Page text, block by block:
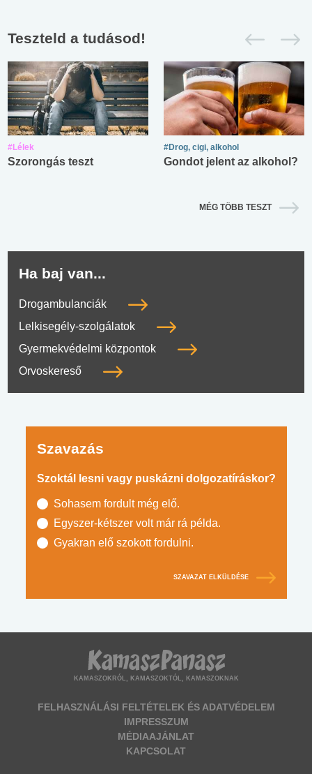
Teszteld a tudásod!
#Lélek
Szorongás teszt
#Drog, cigi, alkohol
Gondot jelent az alkohol?
MÉG TÖBB TESZT
Ha baj van...
Drogambulanciák
Lelkisegély-szolgálatok
Gyermekvédelmi központok
Orvoskereső
Szavazás
Szoktál lesni vagy puskázni dolgozatíráskor?
Sohasem fordult még elő.
Egyszer-kétszer volt már rá példa.
Gyakran elő szokott fordulni.
SZAVAZAT ELKÜLDÉSE
KAMASZOKRÓL, KAMASZOKTÓL, KAMASZOKNAK
FELHASZNÁLÁSI FELTÉTELEK ÉS ADATVÉDELEM
IMPRESSZUM
MÉDIAAJÁNLAT
KAPCSOLAT